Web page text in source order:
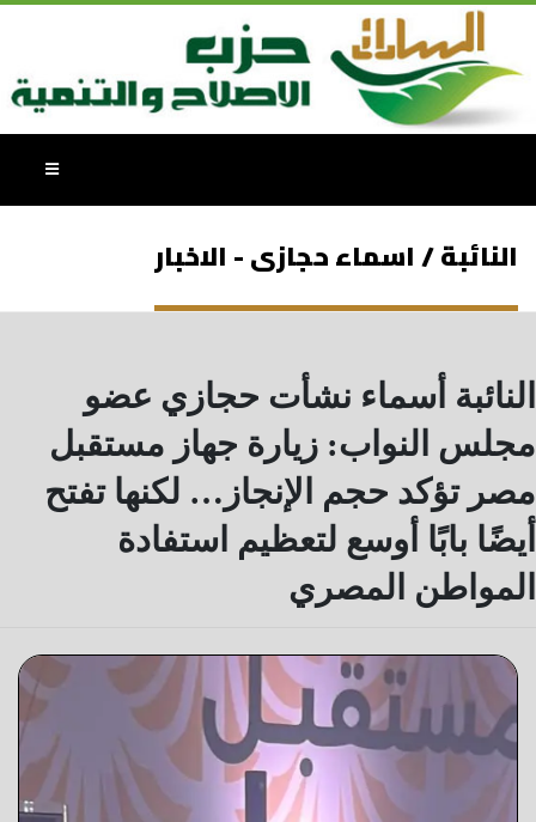
النائبة / اسماء حجازى - الاخبار
النائبة أسماء نشأت حجازي عضو
مجلس النواب: زيارة جهاز مستقبل
مصر تؤكد حجم الإنجاز… لكنها تفتح
أيضًا بابًا أوسع لتعظيم استفادة
المواطن المصري